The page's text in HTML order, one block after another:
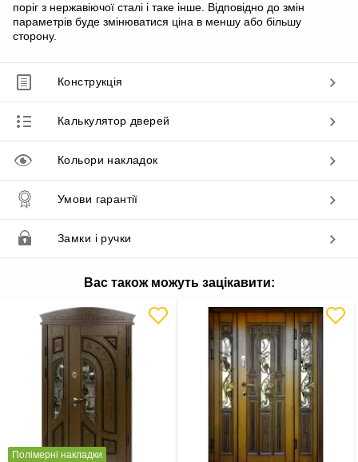
поріг з нержавіючої сталі і таке інше. Відповідно до змін
параметрів буде змінюватися ціна в меншу або більшу
сторону.
Конструкція
Калькулятор дверей
Кольори накладок
Умови гарантії
Замки і ручки
Вас також можуть зацікавити:
Полімерні накладки